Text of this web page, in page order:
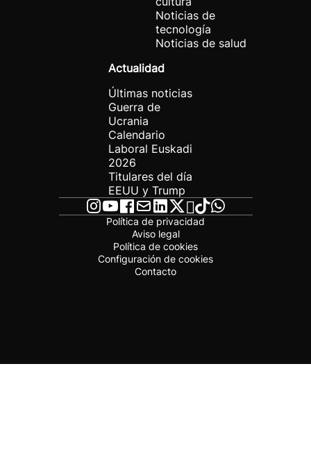
Noticias de
tecnología
Noticias de salud
Actualidad
Últimas noticias
Guerra de
Ucrania
Calendario
Laboral Euskadi
2026
Titulares del día
EEUU y Trump
Política de privacidad
Aviso legal
Política de cookies
Configuración de cookies
Contacto